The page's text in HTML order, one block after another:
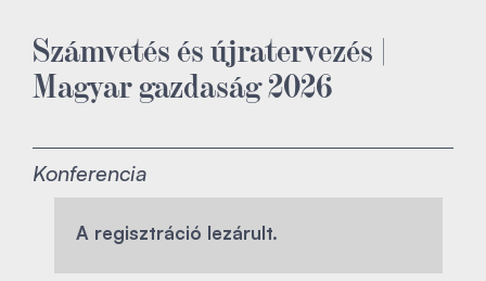
Számvetés és újratervezés |
Magyar gazdaság 2026
Konferencia
A regisztráció lezárult.